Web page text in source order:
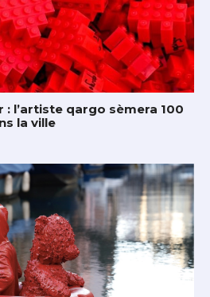
l’artiste qargo sèmera 100
la ville